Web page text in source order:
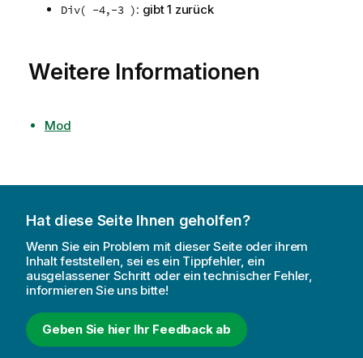
Div( -4,-3 ): gibt 1 zurück
Weitere Informationen
Mod
Hat diese Seite Ihnen geholfen?
Wenn Sie ein Problem mit dieser Seite oder ihrem
Inhalt feststellen, sei es ein Tippfehler, ein
ausgelassener Schritt oder ein technischer Fehler,
informieren Sie uns bitte!
Geben Sie hier Ihr Feedback ab